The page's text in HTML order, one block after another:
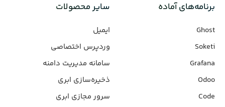
برنامه‌های‌ آماده
Ghost
Soketi
Grafana
Odoo
Code
سایر محصولات
ایمیل
وردپرس‌ اختصاصی
سامانه مدیریت دامنه
ذخیره‌سازی ابری
سرور مجازی ابری